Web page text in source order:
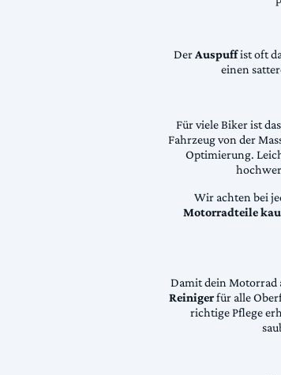
DerAuspuffist oft
einen
Für viele Biker ist
Fahrzeug von der
Optimierung.
Wir achten bei
Motorradteile
Damit dein Motorrad
Reinigerfür alle
richtige Pflege